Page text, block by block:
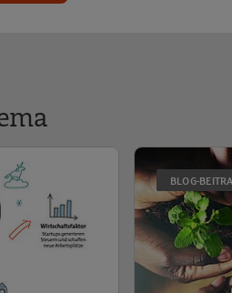
Startups als
BLOG-